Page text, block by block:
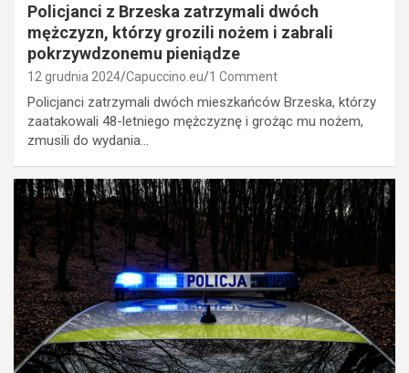
Policjanci z Brzeska zatrzymali dwóch
mężczyzn, którzy grozili nożem i zabrali
pokrzywdzonemu pieniądze
12 grudnia 2024 Capuccino.eu 1 Comment
Policjanci zatrzymali dwóch mieszkańców Brzeska, którzy
zaatakowali 48-letniego mężczyznę i grożąc mu nożem,
zmusili do wydania…